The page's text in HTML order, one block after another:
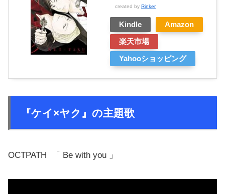
created by Rinker
Kindle
Amazon
楽天市場
Yahooショッピング
『ケイ×ヤク』の主題歌
OCTPATH 「 Be with you 」